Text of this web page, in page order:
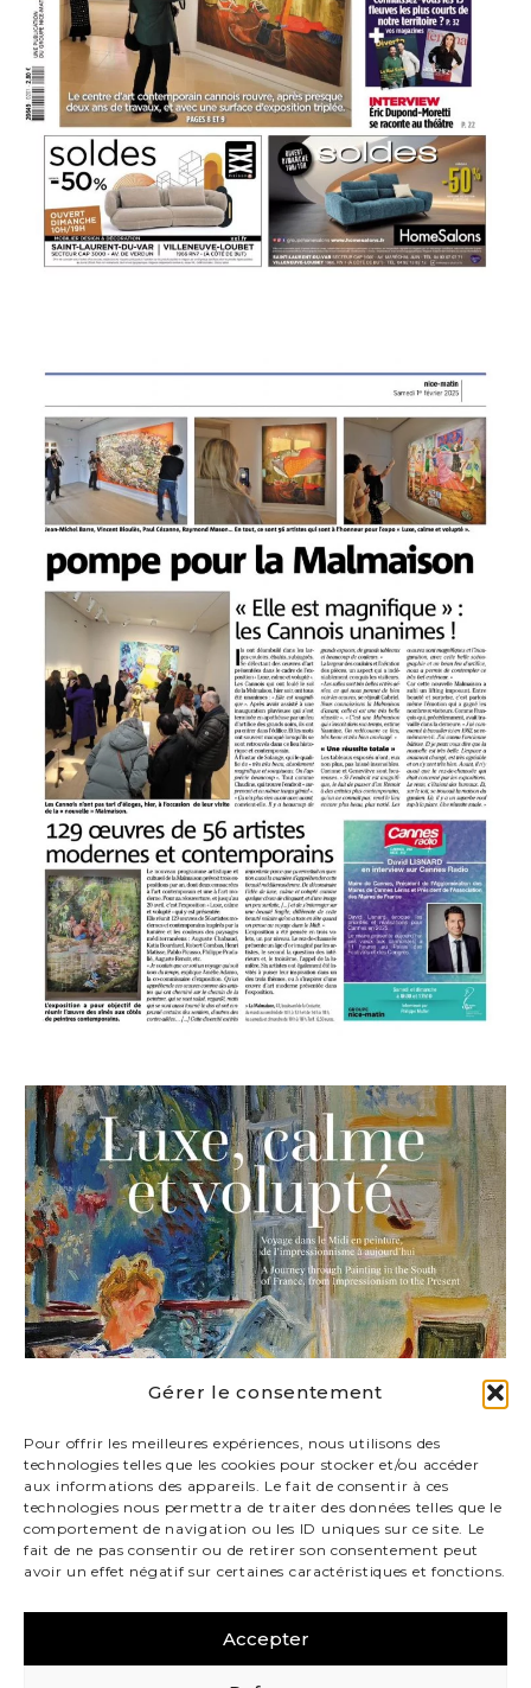
Gérer le consentement
Pour offrir les meilleures expériences, nous utilisons des
technologies telles que les cookies pour stocker et/ou accéder
aux informations des appareils. Le fait de consentir à ces
technologies nous permettra de traiter des données telles que le
comportement de navigation ou les ID uniques sur ce site. Le
fait de ne pas consentir ou de retirer son consentement peut
avoir un effet négatif sur certaines caractéristiques et fonctions.
Accepter